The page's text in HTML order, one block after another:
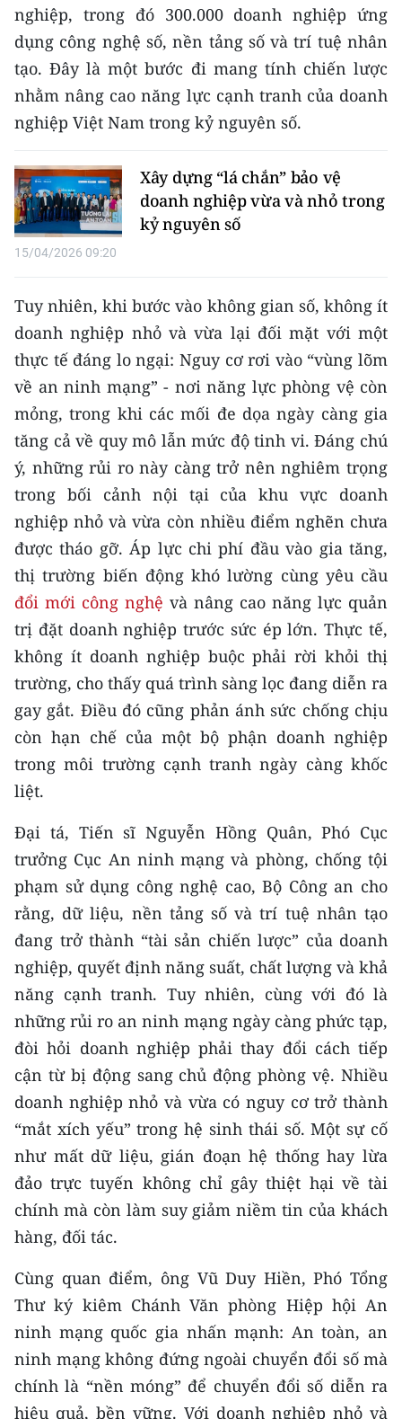
Media Y tế
Media Khoa học - Công nghệ
Media Môi trường
Ảnh
Infographic
TIN MỚI
Trung du và miền núi phía Bắc
Đồng bằng sông Hồng
Bắc Trung Bộ
Duyên hải Nam Trung Bộ và Tây
Nguyên
Đông Nam Bộ
Đồng bằng sông Cửu Long
Chuyên trang Hà Nội
Chuyên trang TP. Hồ Chí Minh
CHUYÊN ĐỀ
CÁC CHUYÊN TRANG
VỀ BÁO NHÂN DÂN
THỜI NAY
NHÂN DÂN CUỐI TUẦN
NHÂN DÂN HẰNG THÁNG
MUA BÁO
ĐỌC BÁO IN
ENGLISH
中文
FRANÇAIS
РУССКИЙ
ESPAÑOL
한국어
nghiệp, trong đó 300.000 doanh nghiệp ứng
dụng công nghệ số, nền tảng số và trí tuệ nhân
tạo. Đây là một bước đi mang tính chiến lược
nhằm nâng cao năng lực cạnh tranh của doanh
nghiệp Việt Nam trong kỷ nguyên số.
Xây dựng “lá chắn” bảo vệ
doanh nghiệp vừa và nhỏ trong
kỷ nguyên số
15/04/2026 09:20
Tuy nhiên, khi bước vào không gian số, không ít
doanh nghiệp nhỏ và vừa lại đối mặt với một
thực tế đáng lo ngại: Nguy cơ rơi vào “vùng lõm
về an ninh mạng” - nơi năng lực phòng vệ còn
mỏng, trong khi các mối đe dọa ngày càng gia
tăng cả về quy mô lẫn mức độ tinh vi. Đáng chú
ý, những rủi ro này càng trở nên nghiêm trọng
trong bối cảnh nội tại của khu vực doanh
nghiệp nhỏ và vừa còn nhiều điểm nghẽn chưa
được tháo gỡ. Áp lực chi phí đầu vào gia tăng,
thị trường biến động khó lường cùng yêu cầu
đổi mới công nghệ và nâng cao năng lực quản
trị đặt doanh nghiệp trước sức ép lớn. Thực tế,
không ít doanh nghiệp buộc phải rời khỏi thị
trường, cho thấy quá trình sàng lọc đang diễn ra
gay gắt. Điều đó cũng phản ánh sức chống chịu
còn hạn chế của một bộ phận doanh nghiệp
trong môi trường cạnh tranh ngày càng khốc
liệt.
Đại tá, Tiến sĩ Nguyễn Hồng Quân, Phó Cục
trưởng Cục An ninh mạng và phòng, chống tội
phạm sử dụng công nghệ cao, Bộ Công an cho
rằng, dữ liệu, nền tảng số và trí tuệ nhân tạo
đang trở thành “tài sản chiến lược” của doanh
nghiệp, quyết định năng suất, chất lượng và khả
năng cạnh tranh. Tuy nhiên, cùng với đó là
những rủi ro an ninh mạng ngày càng phức tạp,
đòi hỏi doanh nghiệp phải thay đổi cách tiếp
cận từ bị động sang chủ động phòng vệ. Nhiều
doanh nghiệp nhỏ và vừa có nguy cơ trở thành
“mắt xích yếu” trong hệ sinh thái số. Một sự cố
như mất dữ liệu, gián đoạn hệ thống hay lừa
đảo trực tuyến không chỉ gây thiệt hại về tài
chính mà còn làm suy giảm niềm tin của khách
hàng, đối tác.
Cùng quan điểm, ông Vũ Duy Hiền, Phó Tổng
Thư ký kiêm Chánh Văn phòng Hiệp hội An
ninh mạng quốc gia nhấn mạnh: An toàn, an
ninh mạng không đứng ngoài chuyển đổi số mà
chính là “nền móng” để chuyển đổi số diễn ra
hiệu quả, bền vững. Với doanh nghiệp nhỏ và